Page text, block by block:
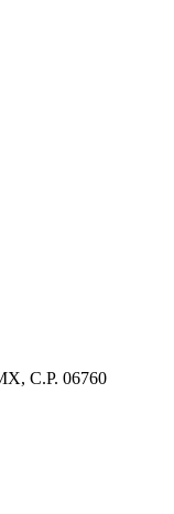
C.P. 06760